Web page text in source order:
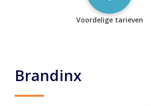
Voordelige tarieven
Brandinx